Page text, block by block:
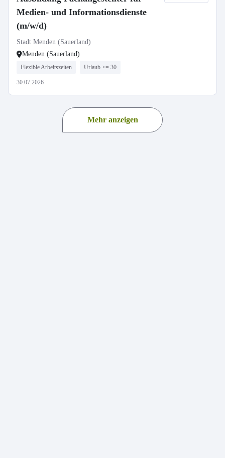
Medien- und Informationsdienste
(m/w/d)
Stadt Menden (Sauerland)
Menden (Sauerland)
Flexible Arbeitszeiten Urlaub >= 30
30.07.2026
Mehr anzeigen